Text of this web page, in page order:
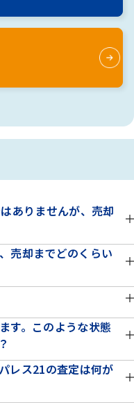
ありませんが、売却
売却までどのくらい
す。このような状態
レス21の査定は何が